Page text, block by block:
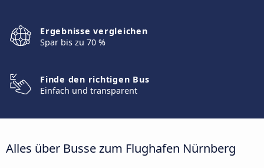
Ergebnisse vergleichen
Spar bis zu 70 %
Finde den richtigen Bus
Einfach und transparent
Alles über Busse zum Flughafen Nürnberg